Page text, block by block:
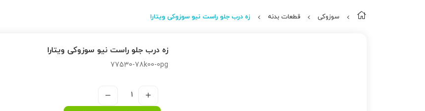
سوزوکی قطعات بدنه زه درب جلو راست نیو سوزوکی ویتارا
زه درب جلو راست نیو سوزوکی ویتارا
77530-78k00-0pg